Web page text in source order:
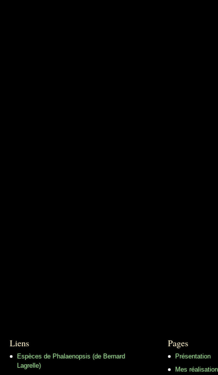
Liens
Espèces de Phalaenopsis (de Bernard
Lagrelle)
Pages
Présentation
Mes